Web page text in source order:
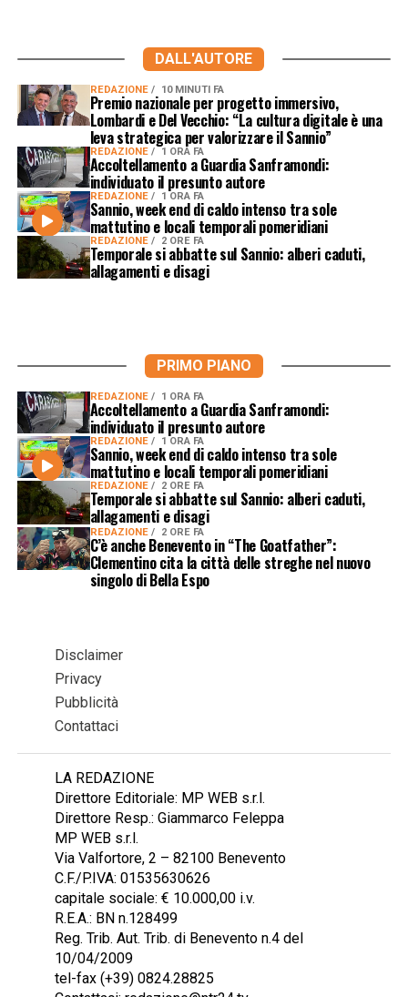
DALL'AUTORE
REDAZIONE 10 MINUTI FA
Premio nazionale per progetto immersivo,
Lombardi e Del Vecchio: “La cultura digitale è una
leva strategica per valorizzare il Sannio”
REDAZIONE 1 ORA FA
Accoltellamento a Guardia Sanframondi:
individuato il presunto autore
REDAZIONE 1 ORA FA
Sannio, week end di caldo intenso tra sole
mattutino e locali temporali pomeridiani
REDAZIONE 2 ORE FA
Temporale si abbatte sul Sannio: alberi caduti,
allagamenti e disagi
PRIMO PIANO
REDAZIONE 1 ORA FA
Accoltellamento a Guardia Sanframondi:
individuato il presunto autore
REDAZIONE 1 ORA FA
Sannio, week end di caldo intenso tra sole
mattutino e locali temporali pomeridiani
REDAZIONE 2 ORE FA
Temporale si abbatte sul Sannio: alberi caduti,
allagamenti e disagi
REDAZIONE 2 ORE FA
C’è anche Benevento in “The Goatfather”:
Clementino cita la città delle streghe nel nuovo
singolo di Bella Espo
Disclaimer
Privacy
Pubblicità
Contattaci
LA REDAZIONE
Direttore Editoriale: MP WEB s.r.l.
Direttore Resp.: Giammarco Feleppa
MP WEB s.r.l.
Via Valfortore, 2 – 82100 Benevento
C.F./P.IVA: 01535630626
capitale sociale: € 10.000,00 i.v.
R.E.A.: BN n.128499
Reg. Trib. Aut. Trib. di Benevento n.4 del
10/04/2009
tel-fax (+39) 0824.28825